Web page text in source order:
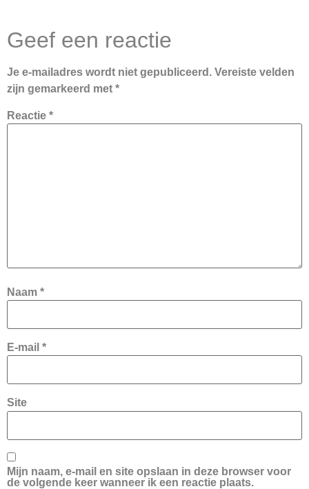
Geef een reactie
Je e-mailadres wordt niet gepubliceerd. Vereiste velden
zijn gemarkeerd met *
Reactie *
Naam *
E-mail *
Site
Mijn naam, e-mail en site opslaan in deze browser voor
de volgende keer wanneer ik een reactie plaats.